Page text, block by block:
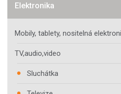
Elektronika
Mobily, tablety, nositelná
TV,audio,video
Sluchátka